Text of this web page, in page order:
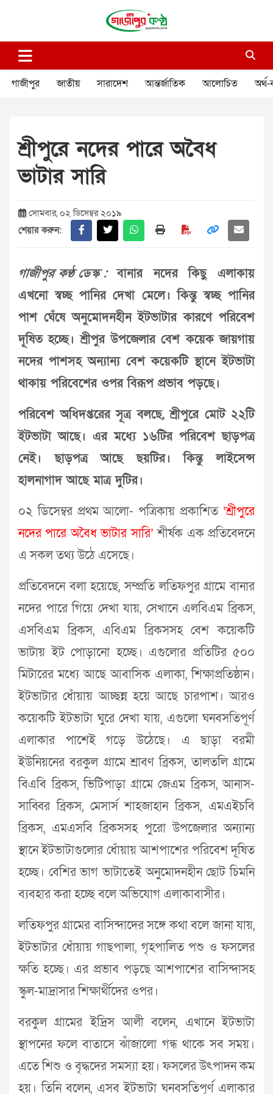
গাজীপুর কণ্ঠ
গাজীপুর জাতীয় সারাদেশ আন্তর্জাতিক আলোচিত অর্থ-
শ্রীপুরে নদের পারে অবৈধ
ভাটার সারি
সোমবার, ০২ ডিসেম্বর ২০১৯
শেয়ার করুন:
গাজীপুর কণ্ঠ ডেস্ক : বানার নদের কিছু এলাকায়
এখনো স্বচ্ছ পানির দেখা মেলে। কিন্তু স্বচ্ছ পানির
পাশ ঘেঁষে অনুমোদনহীন ইটভাটার কারণে পরিবেশ
দূষিত হচ্ছে। শ্রীপুর উপজেলার বেশ কয়েক জায়গায়
নদের পাশসহ অন্যান্য বেশ কয়েকটি স্থানে ইটভাটা
থাকায় পরিবেশের ওপর বিরূপ প্রভাব পড়ছে।
পরিবেশ অধিদপ্তরের সূত্র বলছে, শ্রীপুরে মোট ২২টি
ইটভাটা আছে। এর মধ্যে ১৬টির পরিবেশ ছাড়পত্র
নেই। ছাড়পত্র আছে ছয়টির। কিন্তু লাইসেন্স
হালনাগাদ আছে মাত্র দুটির।
০২ ডিসেম্বর প্রথম আলো- পত্রিকায় প্রকাশিত ‘শ্রীপুরে
নদের পারে অবৈধ ভাটার সারি’ শীর্ষক এক প্রতিবেদনে
এ সকল তথ্য উঠে এসেছে।
প্রতিবেদনে বলা হয়েছে, সম্প্রতি লতিফপুর গ্রামে বানার
নদের পারে গিয়ে দেখা যায়, সেখানে এলবিএম ব্রিকস,
এসবিএম ব্রিকস, এবিএম ব্রিকসসহ বেশ কয়েকটি
ভাটায় ইট পোড়ানো হচ্ছে। এগুলোর প্রতিটির ৫০০
মিটারের মধ্যে আছে আবাসিক এলাকা, শিক্ষাপ্রতিষ্ঠান।
ইটভাটার ধোঁয়ায় আচ্ছন্ন হয়ে আছে চারপাশ। আরও
কয়েকটি ইটভাটা ঘুরে দেখা যায়, এগুলো ঘনবসতিপূর্ণ
এলাকার পাশেই গড়ে উঠেছে। এ ছাড়া বরমী
ইউনিয়নের বরকুল গ্রামে শ্রাবণ ব্রিকস, তালতলি গ্রামে
বিএবি ব্রিকস, ভিটিপাড়া গ্রামে জেএম ব্রিকস, আনাস-
সাব্বির ব্রিকস, মেসার্স শাহজাহান ব্রিকস, এমএইচবি
ব্রিকস, এমএসবি ব্রিকসসহ পুরো উপজেলার অন্যান্য
স্থানে ইটভাটাগুলোর ধোঁয়ায় আশপাশের পরিবেশ দূষিত
হচ্ছে। বেশির ভাগ ভাটাতেই অনুমোদনহীন ছোট চিমনি
ব্যবহার করা হচ্ছে বলে অভিযোগ এলাকাবাসীর।
লতিফপুর গ্রামের বাসিন্দাদের সঙ্গে কথা বলে জানা যায়,
ইটভাটার ধোঁয়ায় গাছপালা, গৃহপালিত পশু ও ফসলের
ক্ষতি হচ্ছে। এর প্রভাব পড়ছে আশপাশের বাসিন্দাসহ
স্কুল-মাদ্রাসার শিক্ষার্থীদের ওপর।
বরকুল গ্রামের ইদ্রিস আলী বলেন, এখানে ইটভাটা
স্থাপনের ফলে বাতাসে ঝাঁজালো গন্ধ থাকে সব সময়।
এতে শিশু ও বৃদ্ধদের সমস্যা হয়। ফসলের উৎপাদন কম
হয়। তিনি বলেন, এসব ইটভাটা ঘনবসতিপূর্ণ এলাকার